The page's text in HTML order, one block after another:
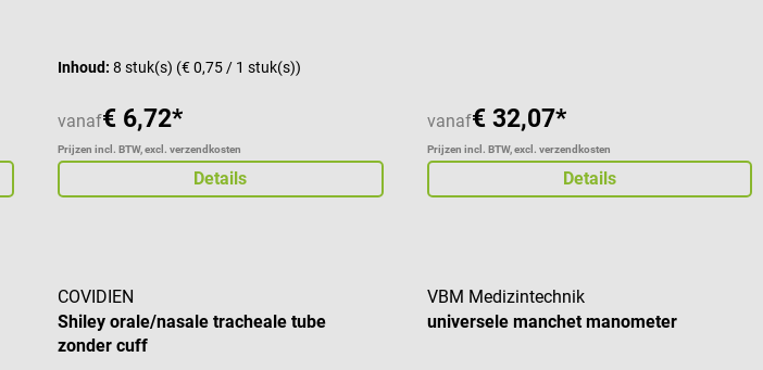
Inhoud:8 stuk(s) (€ 0,75 / 1 stuk(s))
vanaf€ 6,72*
Prijzen incl. BTW, excl. verzendkosten
Details
vanaf€ 32,07*
Prijzen incl. BTW, excl. verzendkosten
Details
COVIDIEN
Shiley orale/nasale tracheale tube
zonder cuff
VBM Medizintechnik
universele manchet manometer